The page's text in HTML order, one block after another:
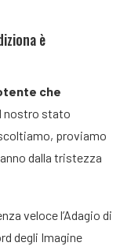
è
che
nostro stato
proviamo
dalla tristezza
veloce l’Adagio di
degli Imagine